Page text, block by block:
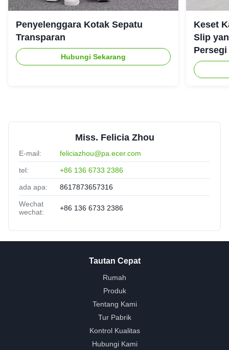
Penyelenggara Kotak Sepatu
Transparan
Hubungi Sekarang
Keset
Slip
Miss. Felicia Zhou
E-mail: feliciazhou@pa.ecer.com
tel: +86 136 6733 2386
ada apa: 8617873657316
Wechat
wechat:
+86 136 6733 2386
Tautan Cepat
Rumah
Produk
Tentang Kami
Tur Pabrik
Kontrol Kualitas
Hubungi Kami